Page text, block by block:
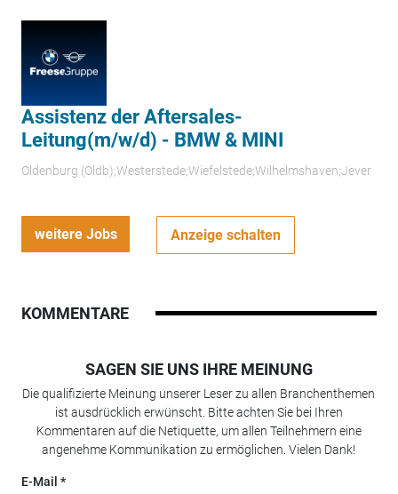
Assistenz der Aftersales-
Leitung(m/w/d) - BMW & MINI
Oldenburg (Oldb);Westerstede;Wiefelstede;Wilhelmshaven;Jever
weitere Jobs Anzeige schalten
KOMMENTARE
SAGEN SIE UNS IHRE MEINUNG
Die qualifizierte Meinung unserer Leser zu allen Branchenthemen
ist ausdrücklich erwünscht. Bitte achten Sie bei Ihren
Kommentaren auf die Netiquette, um allen Teilnehmern eine
angenehme Kommunikation zu ermöglichen. Vielen Dank!
E-Mail